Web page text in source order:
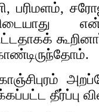
பரிமளம்,
தீர்ப்பு